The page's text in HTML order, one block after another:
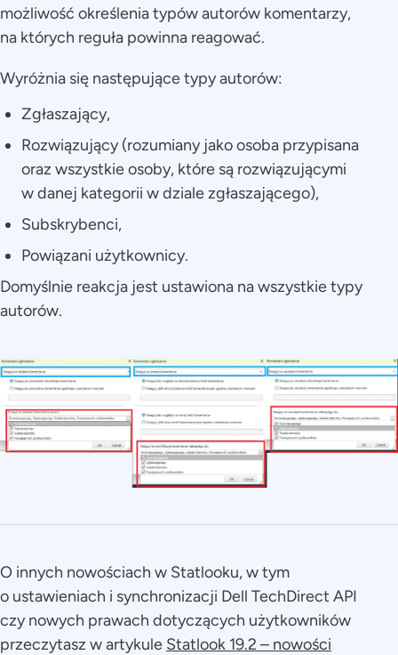
możliwość określenia typów autorów komentarzy,
na których reguła powinna reagować.
Wyróżnia się następujące typy autorów:
Zgłaszający,
Rozwiązujący (rozumiany jako osoba przypisana
oraz wszystkie osoby, które są rozwiązującymi
w danej kategorii w dziale zgłaszającego),
Subskrybenci,
Powiązani użytkownicy.
Domyślnie reakcja jest ustawiona na wszystkie typy
autorów.
O innych nowościach w Statlooku, w tym
o ustawieniach i synchronizacji Dell TechDirect API
czy nowych prawach dotyczących użytkowników
przeczytasz w artykule Statlook 19.2 – nowości